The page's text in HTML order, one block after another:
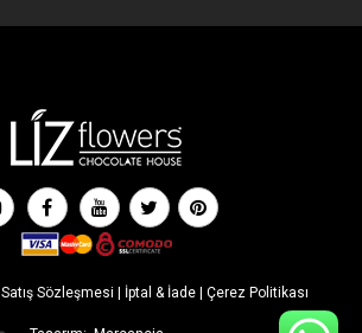
Satış Sözleşmesi | İptal & İade| Çerez Politikası